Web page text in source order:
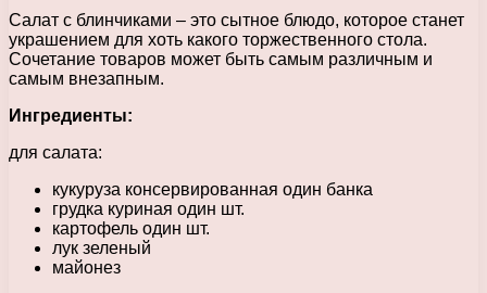
Салат с блинчиками – это сытное блюдо, которое станет
украшением для хоть какого торжественного стола.
Сочетание товаров может быть самым различным и
самым внезапным.
Ингредиенты:
для салата:
кукуруза консервированная один банка
грудка куриная один шт.
картофель один шт.
лук зеленый
майонез